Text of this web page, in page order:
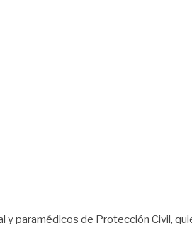
y paramédicos de Protección Civil,